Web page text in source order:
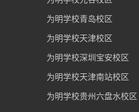
为明学校青岛校区
为明学校天津校区
为明学校深圳宝安校区
为明学校天津南站校区
为明学校贵州六盘水校区